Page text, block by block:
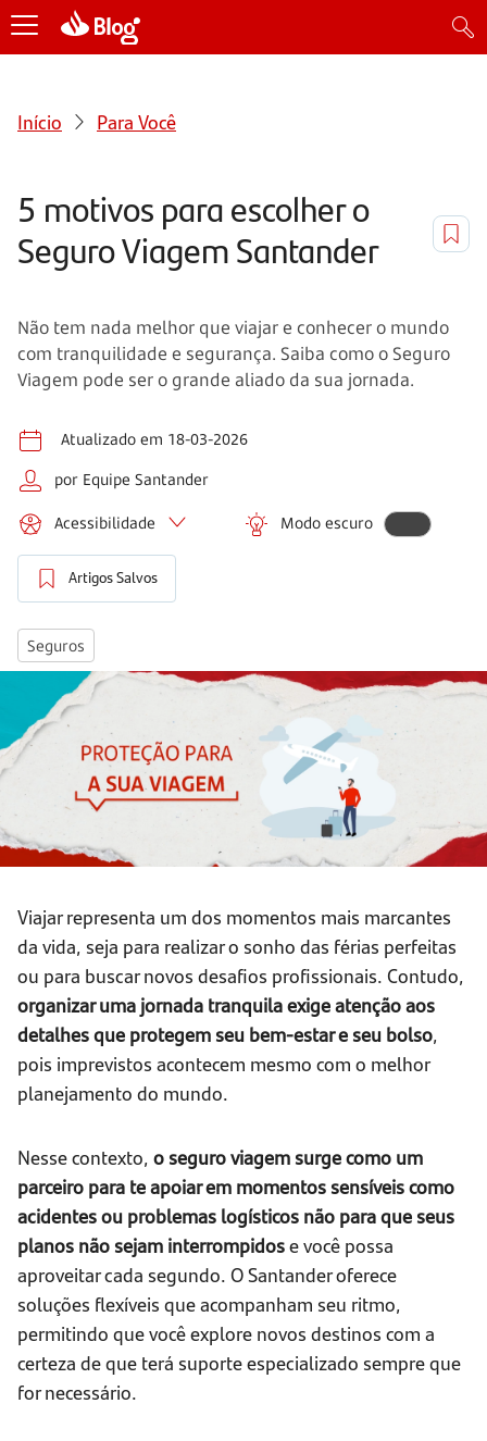
Início Para Você
5 motivos para escolher o
Seguro Viagem Santander
Não tem nada melhor que viajar e conhecer o mundo
com tranquilidade e segurança. Saiba como o Seguro
Viagem pode ser o grande aliado da sua jornada.
Atualizado em 18-03-2026
por Equipe Santander
Acessibilidade Modo escuro
Artigos Salvos
Seguros
Viajar representa um dos momentos mais marcantes
da vida, seja para realizar o sonho das férias perfeitas
ou para buscar novos desafios profissionais. Contudo,
organizar uma jornada tranquila exige atenção aos
detalhes que protegem seu bem-estar e seu bolso,
pois imprevistos acontecem mesmo com o melhor
planejamento do mundo.
Nesse contexto, o seguro viagem surge como um
parceiro para te apoiar em momentos sensíveis como
acidentes ou problemas logísticos não para que seus
planos não sejam interrompidose você possa
aproveitar cada segundo. O Santander oferece
soluções flexíveis que acompanham seu ritmo,
permitindo que você explore novos destinos com a
certeza de que terá suporte especializado sempre que
for necessário.